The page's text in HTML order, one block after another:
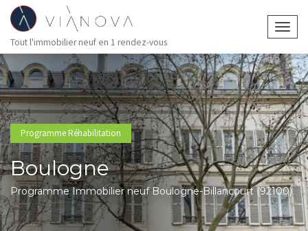
Tout l'immobilier neuf en 1 rendez-vous
Programme Réhabilitation
Boulogne
Programme Immobilier neuf Boulogne-Billancourt (92100)